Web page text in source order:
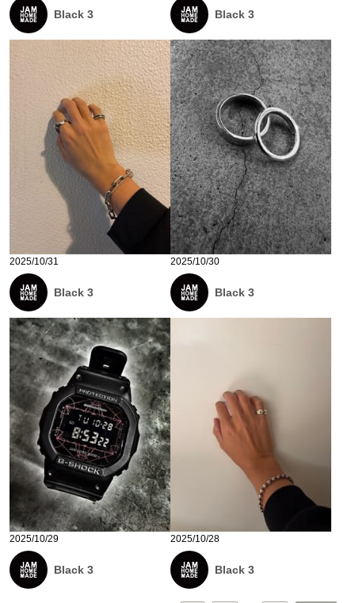
Black 3 Black 3
2025/10/31
Black 3
2025/10/30
Black 3
2025/10/29
Black 3
2025/10/28
Black 3